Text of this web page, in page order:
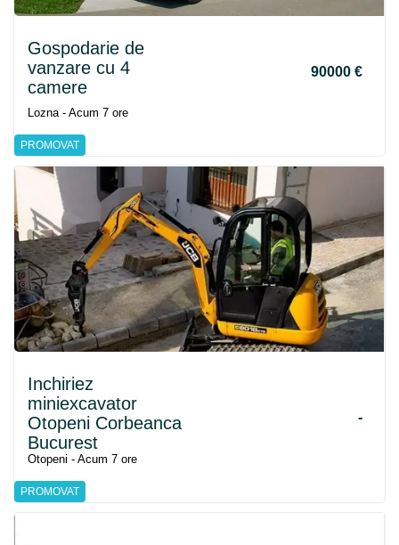
PROMOVAT
Gospodarie de
vanzare cu 4
camere
90000 €
Lozna - Acum 7 ore
PROMOVAT
Inchiriez
miniexcavator
Otopeni Corbeanca
Bucurest
-
Otopeni - Acum 7 ore